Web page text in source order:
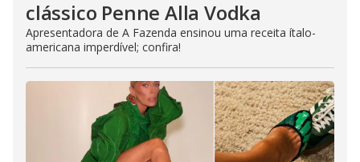
clássico Penne Alla Vodka
Apresentadora de A Fazenda ensinou uma receita ítalo-
americana imperdível; confira!